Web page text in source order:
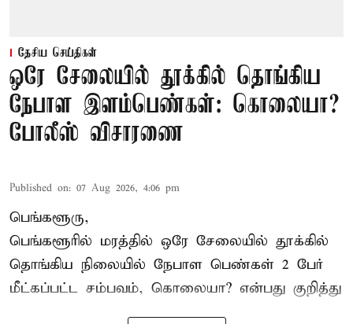
தேசிய செய்திகள்
ஒரே சேலையில் தூக்கில் தொங்கிய
நேபாள இளம்பெண்கள்: கொலையா?
போலீஸ் விசாரணை
Published on: 07 Aug 2026, 4:06 pm
பெங்களூரு,
பெங்களூரில் மரத்தில் ஒரே சேலையில் தூக்கில்
தொங்கிய நிலையில் நேபாள பெண்கள் 2 பேர்
மீட்கப்பட்ட சம்பவம், கொலையா? என்பது குறித்து